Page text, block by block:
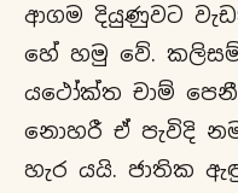
ආගම දියුණුවට
හේ හමු වේ.
යථෝක්ත චාම්
නොහරී ඒ පැවිදි
හැර යයි. ජාතික